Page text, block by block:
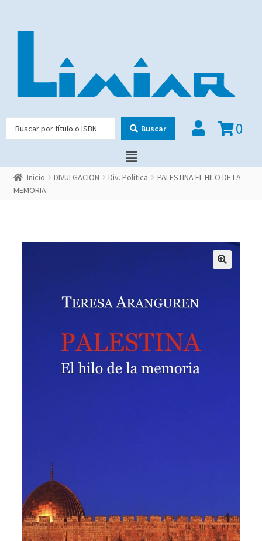
Buscar 0
Inicio DIVULGACION Div. Política
PALESTINA EL HILO DE LA
MEMORIA